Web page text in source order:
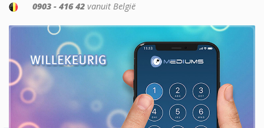
0903 - 416 42 vanuit België